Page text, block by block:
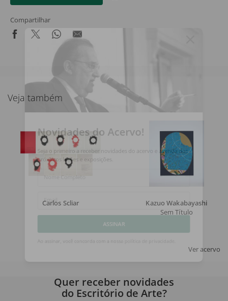
Compartilhar
Veja também
Carlos Scliar
Kazuo Wakabayashi
Sem Título
Ver acervo
Novidades do Acervo!
Seja o primeiro a receber novidades do acervo e agenda dos
próximos leilões e exposições.
Email
Quer receber novidades
do Escritório de Arte?